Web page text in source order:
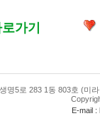
가기
명5로 283 1동 803호 (미
E-mail :